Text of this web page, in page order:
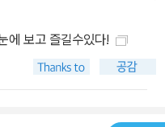
에 보고 즐길수있다!